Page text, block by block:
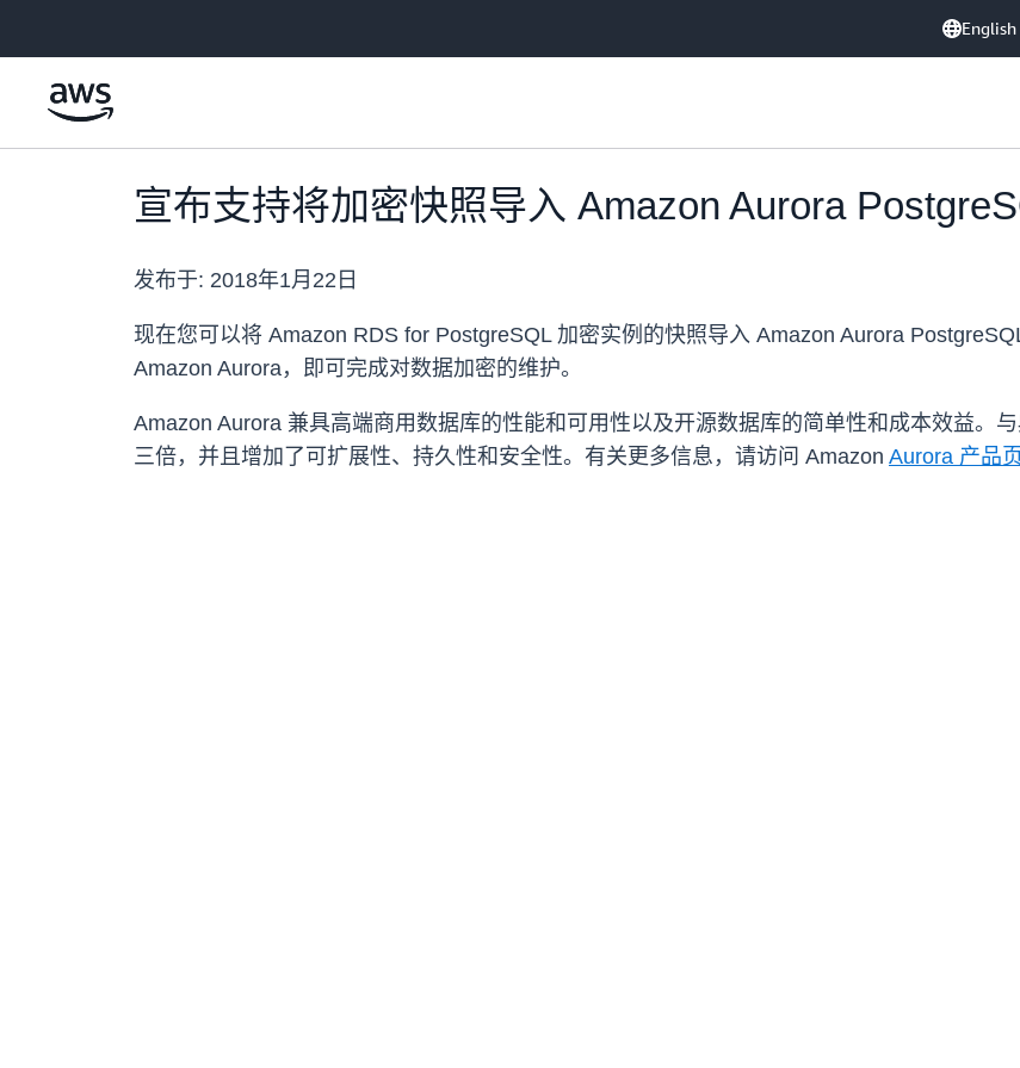
English
宣布支持将加密快照导入 Amazon Aurora
发布于: 2018年1月22日
现在您可以将 Amazon RDS for PostgreSQL 加密实例的快照导入 Amazon Aurora
Amazon Aurora，即可完成对数据加密的维护。
Amazon Aurora 兼具高端商用数据库的性能和可用性以及开源数据库的简单性和成本效益。
三倍，并且增加了可扩展性、持久性和安全性。有关更多信息，请访问 Amazon Aurora 产品